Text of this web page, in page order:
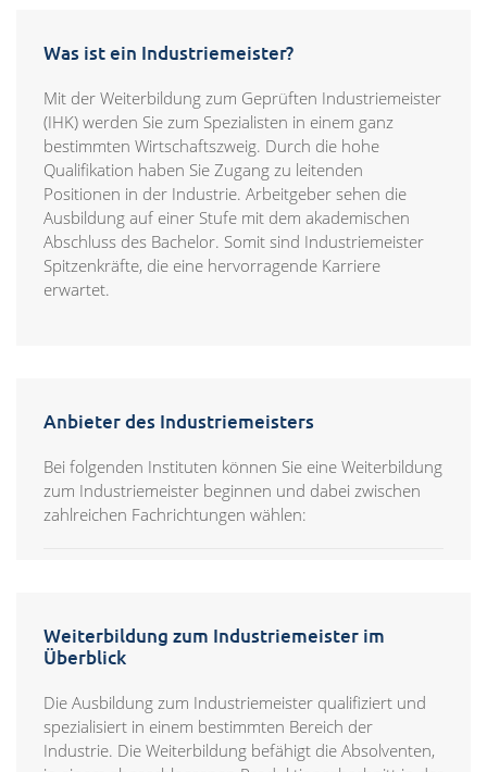
Was ist ein Industriemeister?
Mit der Weiterbildung zum Geprüften Industriemeister
(IHK) werden Sie zum Spezialisten in einem ganz
bestimmten Wirtschaftszweig. Durch die hohe
Qualifikation haben Sie Zugang zu leitenden
Positionen in der Industrie. Arbeitgeber sehen die
Ausbildung auf einer Stufe mit dem akademischen
Abschluss des Bachelor. Somit sind Industriemeister
Spitzenkräfte, die eine hervorragende Karriere
erwartet.
Anbieter des Industriemeisters
Bei folgenden Instituten können Sie eine Weiterbildung
zum Industriemeister beginnen und dabei zwischen
zahlreichen Fachrichtungen wählen:
Weiterbildung zum Industriemeister im
Überblick
Die Ausbildung zum Industriemeister qualifiziert und
spezialisiert in einem bestimmten Bereich der
Industrie. Die Weiterbildung befähigt die Absolventen,